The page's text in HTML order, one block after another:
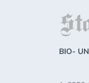
BIO-